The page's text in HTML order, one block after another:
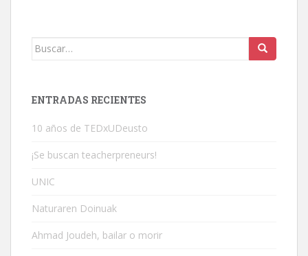
Buscar:
ENTRADAS RECIENTES
10 años de TEDxUDeusto
¡Se buscan teacherpreneurs!
UNIC
Naturaren Doinuak
Ahmad Joudeh, bailar o morir